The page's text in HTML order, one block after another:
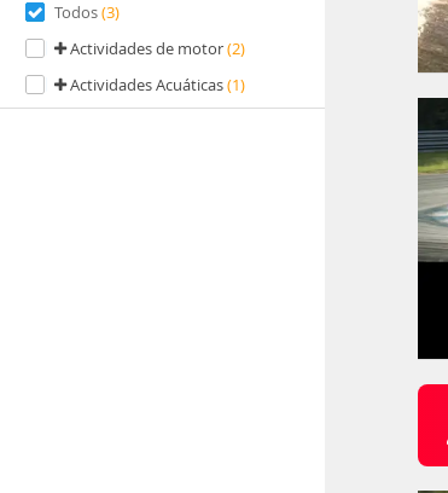
Todos(3)
Actividades de motor(2)
Actividades Acuáticas(1)